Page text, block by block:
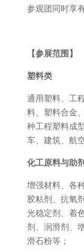
参观团同时享
【参展范围 】
塑料类
通用塑料、工
料、塑料合金
种工程塑料成
车、建筑、航
化工原料与助
增强材料、各
胶粘剂、抗氧
光稳定剂、着
剂、润滑剂、
滑石粉等；